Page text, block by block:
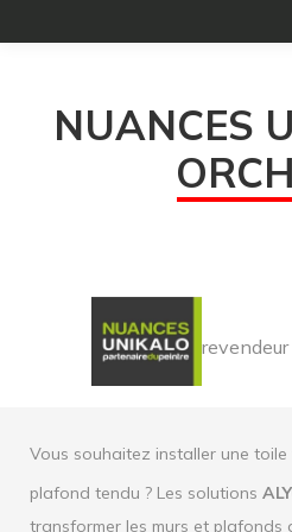
NUANCES
Vous souhaitez installer une
plafond tendu ? Les solutions
transformer les murs et plafonds